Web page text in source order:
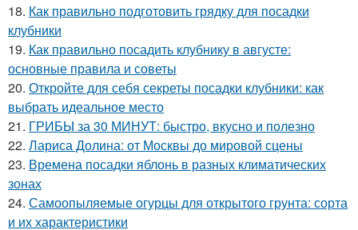
18. Как правильно подготовить грядку для посадки
клубники
19. Как правильно посадить клубнику в августе:
основные правила и советы
20. Откройте для себя секреты посадки клубники: как
выбрать идеальное место
21. ГРИБЫ за 30 МИНУТ: быстро, вкусно и полезно
22. Лариса Долина: от Москвы до мировой сцены
23. Времена посадки яблонь в разных климатических
зонах
24. Самоопыляемые огурцы для открытого грунта: сорта
и их характеристики